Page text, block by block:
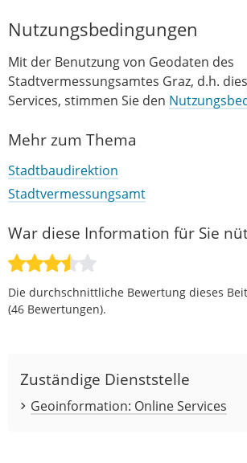
Nutzungsbedingungen
Mit der Benutzung von Geodaten des
Stadtvermessungsamtes Graz, d.h.
Services, stimmen Sie den
Mehr zum Thema
Stadtbaudirektion
Stadtvermessungsamt
War diese Information für Sie
Die durchschnittliche Bewertung dieses
(46 Bewertungen).
Zuständige Dienststelle
Geoinformation: Online Services